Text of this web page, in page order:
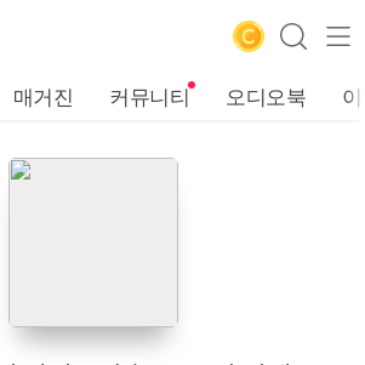
매거진 커뮤니티 오디오북